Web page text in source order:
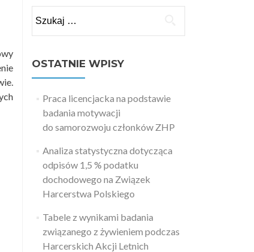
OSTATNIE WPISY
Praca licencjacka na podstawie
badania motywacji
do samorozwoju członków ZHP
Analiza statystyczna dotycząca
odpisów 1,5 % podatku
dochodowego na Związek
Harcerstwa Polskiego
Tabele z wynikami badania
związanego z żywieniem podczas
Harcerskich Akcji Letnich